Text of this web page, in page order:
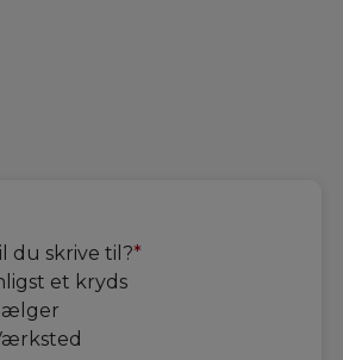
du skrive til?*
et kryds